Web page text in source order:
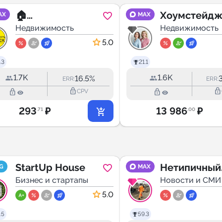
🏠
НЕДВИЖИМОСТ
Ь ИРКУТСК |
ПОКУПКА,
ПРОДАЖА
Недвижимость
5.0
1.7K ERR:16.5%
lock_outline lock_outlineCPV
293.71 ₽
MAX
21.1
любовью:
и онлайн-
Недвижимость
1.6K ERR:
lock_outline lock_outline
13 986.00 ₽
StartUp House
Бизнес и стартапы
5.0
MAX
59.3
Нетипичный
Риэлтор
Новости и СМИ